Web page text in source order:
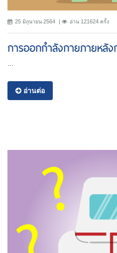
25 มิถุนายน 2564 อ่าน 121624 ครั้ง
การออกกำลังกายภายหลั
...
อ่านต่อ